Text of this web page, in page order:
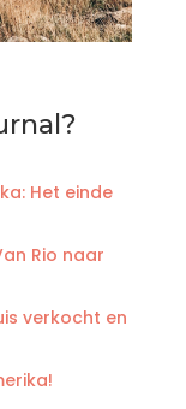
Het einde
Rio naar
verkocht en